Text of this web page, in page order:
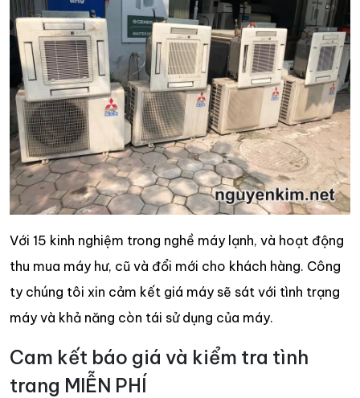
Với 15 kinh nghiệm trong nghề máy lạnh, và hoạt động
thu mua máy hư, cũ và đổi mới cho khách hàng. Công
ty chúng tôi xin cảm kết giá máy sẽ sát với tình trạng
máy và khả năng còn tái sử dụng của máy.
Cam kết báo giá và kiểm tra tình
trang MIỄN PHÍ